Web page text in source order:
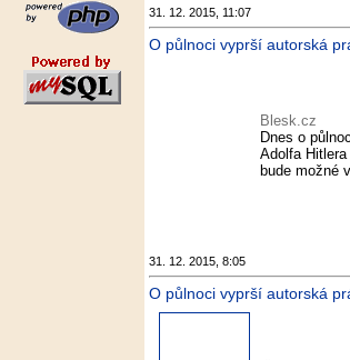
31. 12. 2015, 11:07
O půlnoci vyprší autorská
Blesk.cz
Dnes o
Adolfa
bude možné
31. 12. 2015, 8:05
O půlnoci vyprší autorská